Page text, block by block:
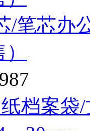
/笔芯办